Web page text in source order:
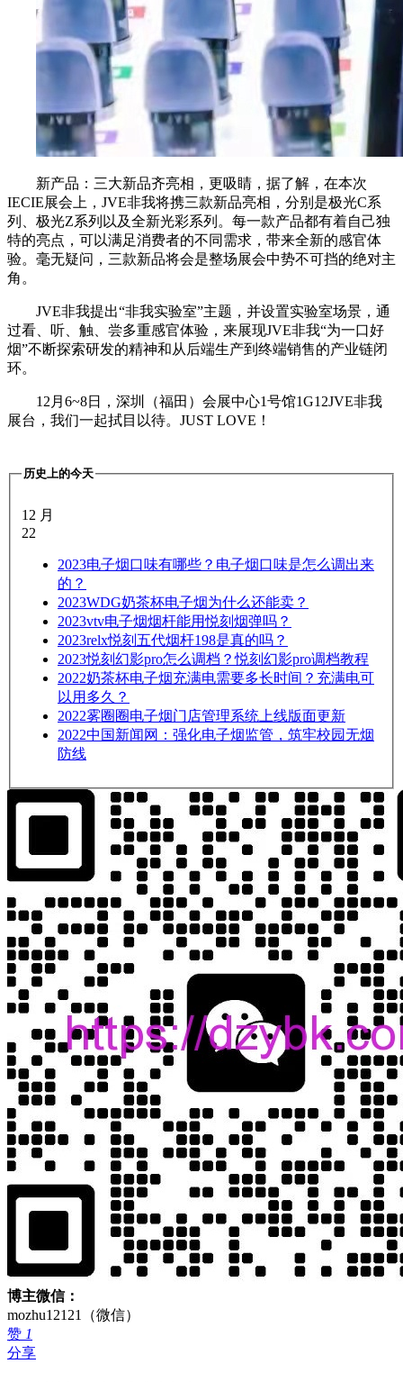
新产品：三大新品齐亮相，更吸睛，据了解，在本次
IECIE展会上，JVE非我将携三款新品亮相，分别是极光C系
列、极光Z系列以及全新光彩系列。每一款产品都有着自己独
特的亮点，可以满足消费者的不同需求，带来全新的感官体
验。毫无疑问，三款新品将会是整场展会中势不可挡的绝对主
角。
JVE非我提出“非我实验室”主题，并设置实验室场景，通
过看、听、触、尝多重感官体验，来展现JVE非我“为一口好
烟”不断探索研发的精神和从后端生产到终端销售的产业链闭
环。
12月6~8日，深圳（福田）会展中心1号馆1G12JVE非我
展台，我们一起拭目以待。JUST LOVE！
历史上的今天
12 月
22
2023电子烟口味有哪些？电子烟口味是怎么调出来
的？
2023WDG奶茶杯电子烟为什么还能卖？
2023vtv电子烟烟杆能用悦刻烟弹吗？
2023relx悦刻五代烟杆198是真的吗？
2023悦刻幻影pro怎么调档？悦刻幻影pro调档教程
2022奶茶杯电子烟充满电需要多长时间？充满电可
以用多久？
2022雾圈圈电子烟门店管理系统上线版面更新
2022中国新闻网：强化电子烟监管，筑牢校园无烟
防线
博主微信：
mozhu12121（微信）
赞 1
分享